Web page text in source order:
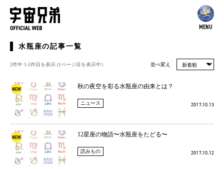
MENU
水瓶座の記事一覧
2件中 1-2件目を表示 (1ページ⽬を表⽰中） 並べ変え
秋の夜空を彩る水瓶座の由来とは？
ニュース 2017.10.13
12星座の物語〜水瓶座をたどる〜
読みもの 2017.10.12